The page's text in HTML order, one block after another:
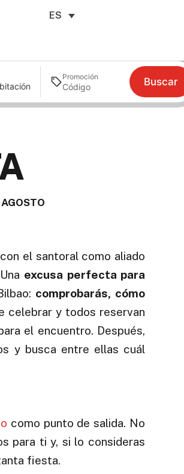
ES
Promoción Buscar
con el santoral como aliado
excusa perfecta para
comprobarás, cómo
celebrar y todos reservan
el encuentro. Después,
y busca entre ellas cuál
como punto de salida. No
para ti y, si lo consideras
fiesta.